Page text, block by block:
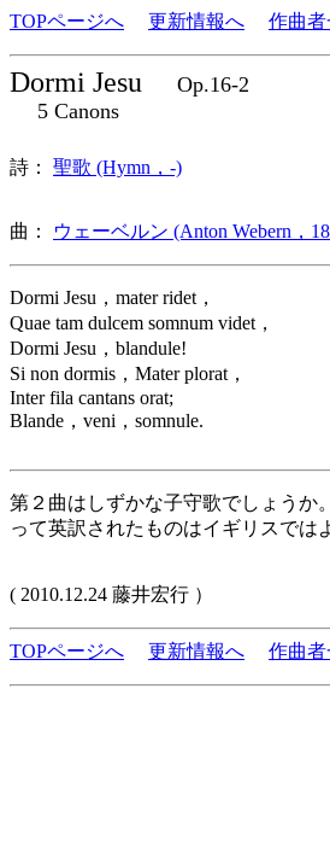
TOPページへ 更新情報へ 作曲
Dormi Jesu
Op.16-2
5 Canons
詩： 聖歌 (Hymn，-)
曲： ウェーベルン (Anton Webern，
Dormi Jesu，mater ridet，
Quae tam dulcem somnum videt，
Dormi Jesu，blandule!
Si non dormis，Mater plorat，
Inter fila cantans orat;
Blande，veni，somnule.
第２曲はしずかな子守歌でしょうか
って英訳されたものはイギリスで
( 2010.12.24 藤井宏行 ）
TOPページへ 更新情報へ 作曲